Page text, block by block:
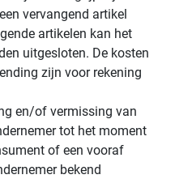
vervangend artikel
artikelen kan het
uitgesloten. De kosten
zijn voor rekening
en/of vermissing van
tot het moment
of een vooraf
bekend